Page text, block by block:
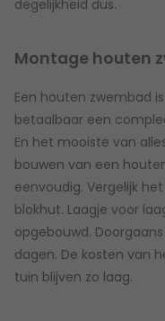
degelijkheid dus.
Montage houten
Een houten zwembad
betaalbaar een
En het mooiste van
bouwen van een
eenvoudig. Vergelijk
blokhut. Laagje voor
opgebouwd.
dagen. De kosten van
tuin blijven zo laag.